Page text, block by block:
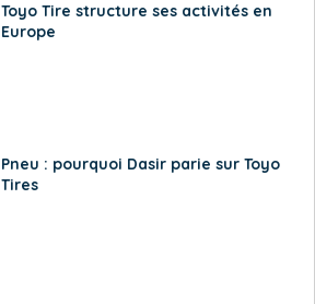
Toyo Tire structure ses activités en
Europe
Pneu : pourquoi Dasir parie sur Toyo
Tires